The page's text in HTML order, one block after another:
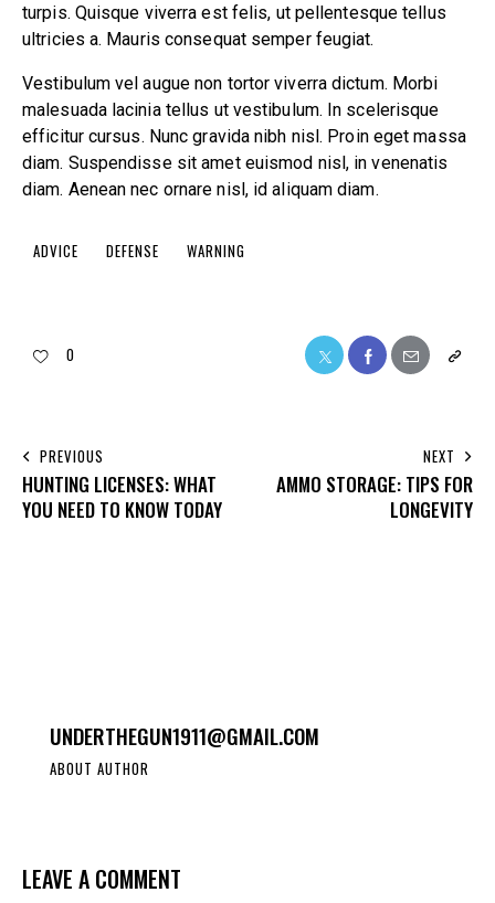
turpis. Quisque viverra est felis, ut pellentesque tellus
ultricies a. Mauris consequat semper feugiat.
Vestibulum vel augue non tortor viverra dictum. Morbi
malesuada lacinia tellus ut vestibulum. In scelerisque
efficitur cursus. Nunc gravida nibh nisl. Proin eget massa
diam. Suspendisse sit amet euismod nisl, in venenatis
diam. Aenean nec ornare nisl, id aliquam diam.
ADVICE DEFENSE WARNING
0
PREVIOUS
HUNTING LICENSES: WHAT
YOU NEED TO KNOW TODAY
NEXT
AMMO STORAGE: TIPS FOR
LONGEVITY
UNDERTHEGUN1911@GMAIL.COM
ABOUT AUTHOR
LEAVE A COMMENT